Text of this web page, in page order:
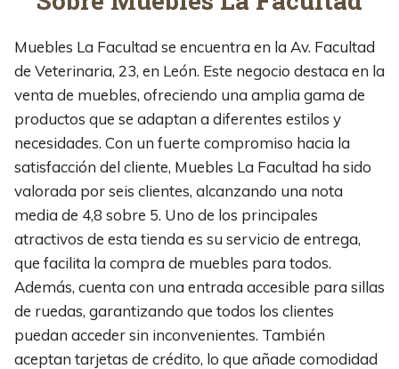
Muebles La Facultad se encuentra en la Av. Facultad
de Veterinaria, 23, en León. Este negocio destaca en la
venta de muebles, ofreciendo una amplia gama de
productos que se adaptan a diferentes estilos y
necesidades. Con un fuerte compromiso hacia la
satisfacción del cliente, Muebles La Facultad ha sido
valorada por seis clientes, alcanzando una nota
media de 4,8 sobre 5. Uno de los principales
atractivos de esta tienda es su servicio de entrega,
que facilita la compra de muebles para todos.
Además, cuenta con una entrada accesible para sillas
de ruedas, garantizando que todos los clientes
puedan acceder sin inconvenientes. También
aceptan tarjetas de crédito, lo que añade comodidad